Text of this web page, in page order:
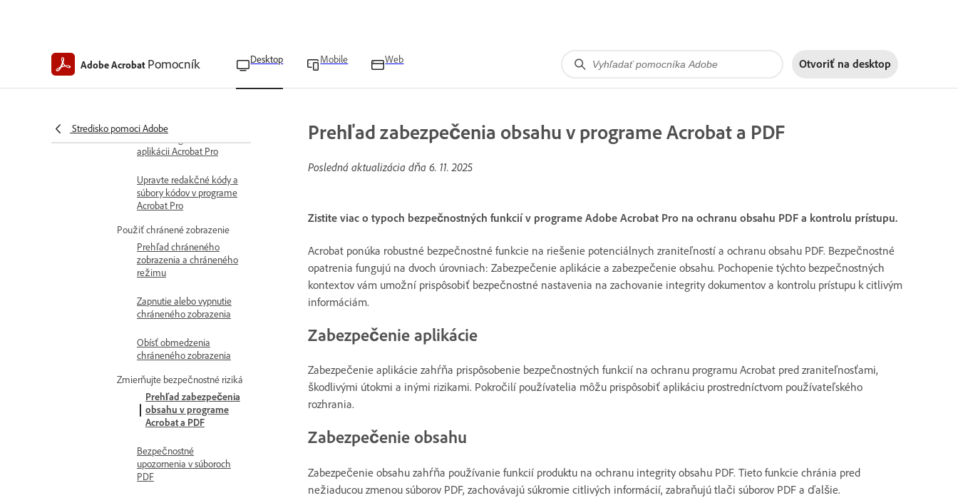
Adobe Acrobat Pomocník Desktop Mobile Web Otvoriť na desktop
Stredisko pomoci Adobe
Použitie viacerých kódov
Tvorba kódov a súborov
aplikácii Acrobat Pro
Upravte redakčné kódy a
súbory kódov v programe
Acrobat Pro
Použiť chránené zobrazenie
Prehľad chráneného
zobrazenia a chráneného
režimu
Zapnutie alebo vypnutie
chráneného zobrazenia
Obísť obmedzenia
chráneného zobrazenia
Zmierňujte bezpečnostné riziká
Prehľad zabezpečenia
obsahu v programe
Acrobat a PDF
Bezpečnostné
upozornenia v súboroch
PDF
Prehľad zabezpečenia obsahu v programe Acrobat a PDF
Posledná aktualizácia dňa 6. 11. 2025
Zistite viac o typoch bezpečnostných funkcií v programe Adobe Acrobat Pro na ochranu obsahu PDF a kontrolu prístupu.
Acrobat ponúka robustné bezpečnostné funkcie na riešenie potenciálnych zraniteľností a ochranu obsahu PDF. Bezpečnostné
opatrenia fungujú na dvoch úrovniach: Zabezpečenie aplikácie a zabezpečenie obsahu. Pochopenie týchto bezpečnostných
kontextov vám umožní prispôsobiť bezpečnostné nastavenia na zachovanie integrity dokumentov a kontrolu prístupu k citlivým
informáciám.
Zabezpečenie aplikácie
Zabezpečenie aplikácie zahŕňa prispôsobenie bezpečnostných funkcií na ochranu programu Acrobat pred zraniteľnosťami,
škodlivými útokmi a inými rizikami. Pokročilí používatelia môžu prispôsobiť aplikáciu prostredníctvom používateľského
rozhrania.
Zabezpečenie obsahu
Zabezpečenie obsahu zahŕňa používanie funkcií produktu na ochranu integrity obsahu PDF. Tieto funkcie chránia pred
nežiaducou zmenou súborov PDF, zachovávajú súkromie citlivých informácií, zabraňujú tlači súborov PDF a ďalšie.